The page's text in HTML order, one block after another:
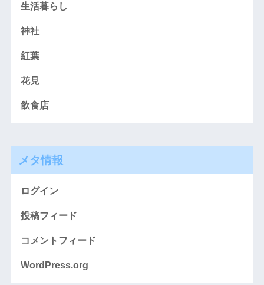
生活暮らし
神社
紅葉
花見
飲食店
メタ情報
ログイン
投稿フィード
コメントフィード
WordPress.org